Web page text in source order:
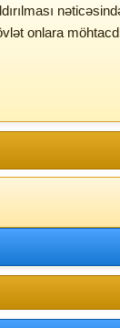
onlara